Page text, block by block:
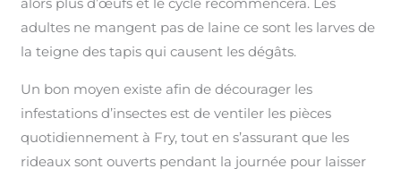
adultes ne mangent pas de laine ce sont les larves de
la teigne des tapis qui causent les dégâts.
Un bon moyen existe afin de décourager les
infestations d’insectes est de ventiler les pièces
quotidiennement à Fry, tout en s’assurant que les
rideaux sont ouverts pendant la journée pour laisser